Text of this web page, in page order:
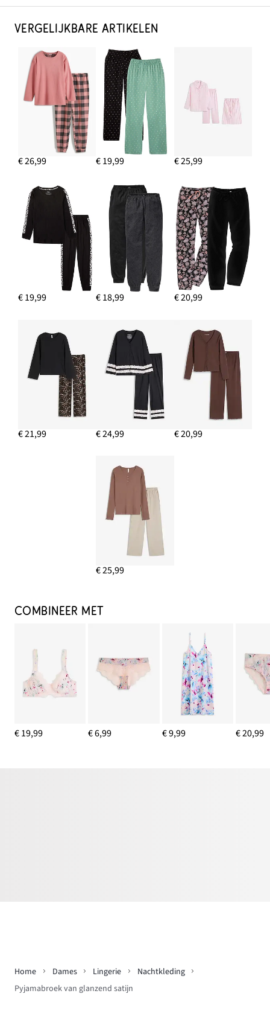
VERGELIJKBARE ARTIKELEN
€ 26,99 € 19,99 € 25,99
€ 19,99 € 18,99 € 20,99
€ 21,99 € 24,99 € 20,99
€ 25,99
COMBINEER MET
€ 19,99 € 6,99 € 9,99 € 20,99
Home Dames Lingerie
Nachtkleding
Pyjamabroek van glanzend satijn